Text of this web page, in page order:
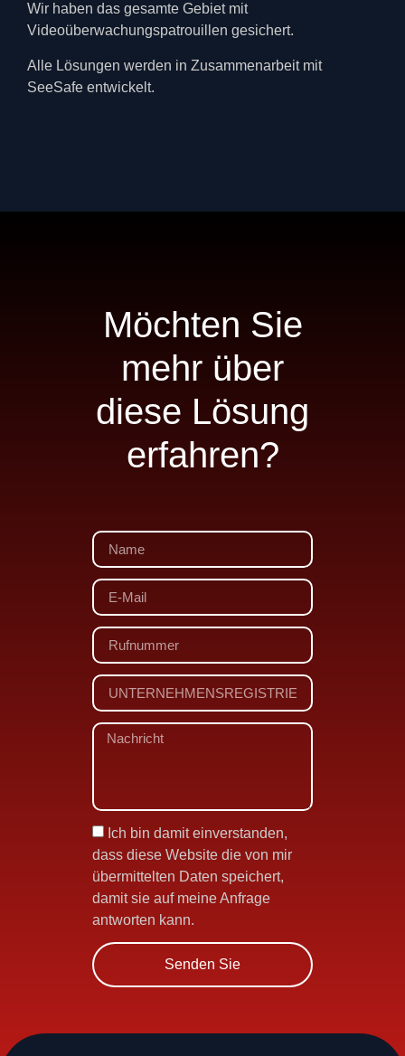
Wir haben das gesamte Gebiet mit
Videoüberwachungspatrouillen gesichert.
Alle Lösungen werden in Zusammenarbeit mit
SeeSafe entwickelt.
Möchten Sie
mehr über
diese Lösung
erfahren?
Ich bin damit einverstanden,
dass diese Website die von mir
übermittelten Daten speichert,
damit sie auf meine Anfrage
antworten kann.
Senden Sie